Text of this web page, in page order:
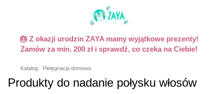
🎂 Z okazji urodzin ZAYA mamy wyjątkowe prezenty!
Zamów za min. 200 zł i sprawdź, co czeka na Ciebie!
Katalog Pielęgnacja domowa
Produkty do nadanie połysku włosów